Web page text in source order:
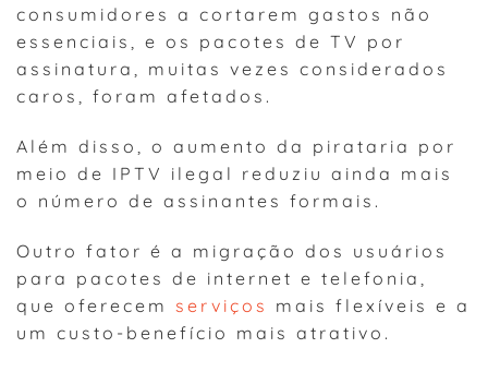
consumidores a cortarem gastos não
essenciais, e os pacotes de TV por
assinatura, muitas vezes considerados
caros, foram afetados.
Além disso, o aumento da pirataria por
meio de IPTV ilegal reduziu ainda mais
o número de assinantes formais.
Outro fator é a migração dos usuários
para pacotes de internet e telefonia,
que oferecem serviços mais flexíveis e a
um custo-benefício mais atrativo.